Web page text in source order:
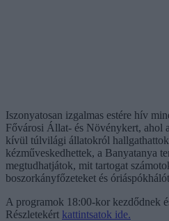
Iszonyatosan izgalmas estére hív
Fővárosi Állat- és Növénykert, ahol
kívül túlvilági állatokról hallgathattok
kézműveskedhettek, a Banyatanya
megtudhatjátok, mit tartogat
boszorkányfőzeteket és
A programok 18:00-kor kezdődnek
Részletekért kattintsatok ide.